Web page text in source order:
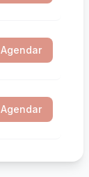
Agendar
Agendar